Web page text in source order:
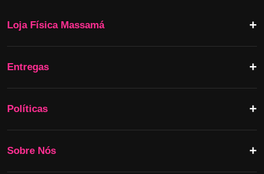
Loja Física Massamá
Entregas
Políticas
Sobre Nós